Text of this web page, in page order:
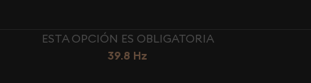
ESTA OPCIÓN ES OBLIGATORIA
39.8 Hz